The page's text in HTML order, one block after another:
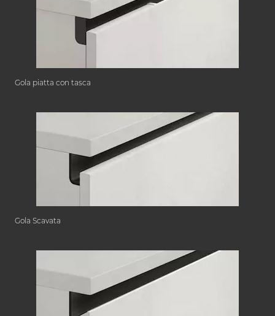
Gola piatta con tasca
Gola Scavata